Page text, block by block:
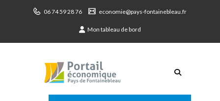
06 74 59 28 76 economie@pays-fontainebleau.fr
Mon tableau de bord